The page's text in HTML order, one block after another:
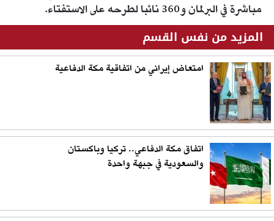
مباشرة في البرلمان و360 نائبا لطرحه على الاستفتاء.
المزيد من نفس القسم
امتعاض إيراني من اتفاقية مكة الدفاعية
اتفاق مكة الدفاعي.. تركيا وباكستان
والسعودية في جبهة واحدة